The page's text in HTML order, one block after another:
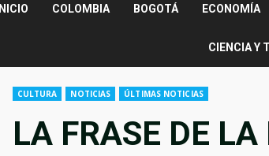
INICIO COLOMBIA BOGOTÁ ECONOMÍA
CIENCIA Y
CULTURA NOTICIAS ÚLTIMAS NOTICIAS
LA FRASE DE